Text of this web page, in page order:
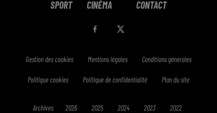
SPORT CINÉMA CONTACT
Gestion des cookies Mentions légales Conditions générales
Politique cookies Politique de confidentialité Plan du site
Archives 2026 2025 2024 2023 2022